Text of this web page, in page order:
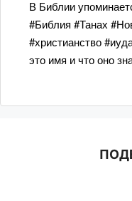
В Библии
#Библия #Танах
#христианство
это имя и что оно